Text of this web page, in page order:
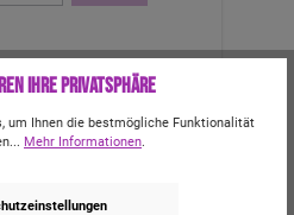
€inkl. MwSt.
wieder da
Ihre Privatsphäre
um Ihnen die bestmögliche Funktionalität
Mehr Informationen.